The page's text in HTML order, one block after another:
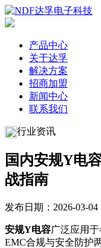
产品中心
关于达孚
解决方案
招商加盟
新闻中心
联系我们
行业资讯
国内安规Y电
战指南
发布日期：2026-03-
安规Y电容广泛应用
EMC合规与安全防护